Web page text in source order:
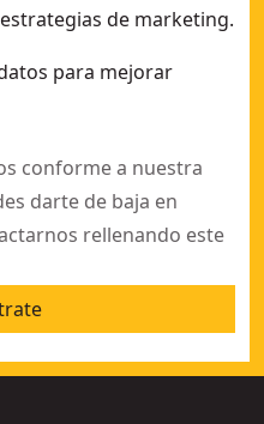
de marketing.
para mejorar
conforme a nuestra
darte de baja en
rellenando este